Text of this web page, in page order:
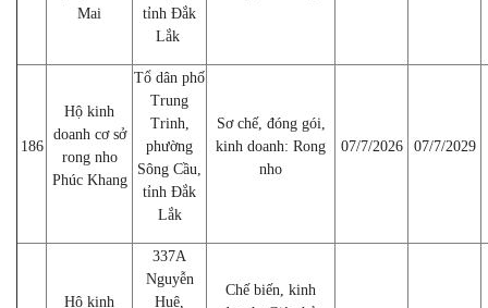
Mai
tỉnh Đắk
Lắk
186
Hộ kinh
doanh cơ sở
rong nho
Phúc Khang
Tổ dân phố
Trung
Trinh,
phường
Sông Cầu,
tỉnh Đắk
Lắk
Sơ chế, đóng gói,
kinh doanh: Rong
nho
07/7/2026 07/7/2029
Hộ kinh
337A
Nguyễn
Huệ,
Chế biến, kinh